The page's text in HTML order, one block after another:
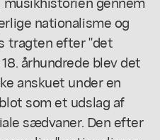
nationalisme og
tragten efter "det
århundrede blev det
anskuet under en
som et udslag af
sædvaner. Den efter